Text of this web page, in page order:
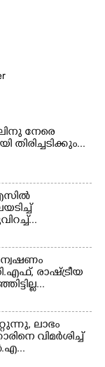
നേരെ
രാഷ്ട്രീയ
ലാഭം
വിമർശിച്ച്